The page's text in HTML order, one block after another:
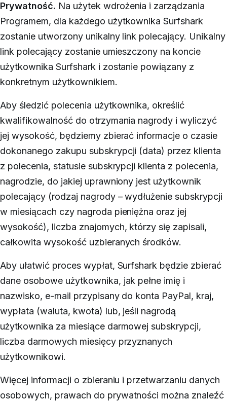
Prywatność. Na użytek wdrożenia i zarządzania
Programem, dla każdego użytkownika Surfshark
zostanie utworzony unikalny link polecający. Unikalny
link polecający zostanie umieszczony na koncie
użytkownika Surfshark i zostanie powiązany z
konkretnym użytkownikiem.
Aby śledzić polecenia użytkownika, określić
kwalifikowalność do otrzymania nagrody i wyliczyć
jej wysokość, będziemy zbierać informacje o czasie
dokonanego zakupu subskrypcji (data) przez klienta
z polecenia, statusie subskrypcji klienta z polecenia,
nagrodzie, do jakiej uprawniony jest użytkownik
polecający (rodzaj nagrody – wydłużenie subskrypcji
w miesiącach czy nagroda pieniężna oraz jej
wysokość), liczba znajomych, którzy się zapisali,
całkowita wysokość uzbieranych środków.
Aby ułatwić proces wypłat, Surfshark będzie zbierać
dane osobowe użytkownika, jak pełne imię i
nazwisko, e-mail przypisany do konta PayPal, kraj,
wypłata (waluta, kwota) lub, jeśli nagrodą
użytkownika za miesiące darmowej subskrypcji,
liczba darmowych miesięcy przyznanych
użytkownikowi.
Więcej informacji o zbieraniu i przetwarzaniu danych
osobowych, prawach do prywatności można znaleźć